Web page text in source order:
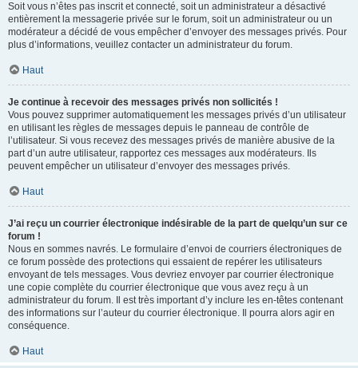
Soit vous n’êtes pas inscrit et connecté, soit un administrateur a désactivé
entièrement la messagerie privée sur le forum, soit un administrateur ou un
modérateur a décidé de vous empêcher d’envoyer des messages privés. Pour
plus d’informations, veuillez contacter un administrateur du forum.
Haut
Je continue à recevoir des messages privés non sollicités !
Vous pouvez supprimer automatiquement les messages privés d’un utilisateur
en utilisant les règles de messages depuis le panneau de contrôle de
l’utilisateur. Si vous recevez des messages privés de manière abusive de la
part d’un autre utilisateur, rapportez ces messages aux modérateurs. Ils
peuvent empêcher un utilisateur d’envoyer des messages privés.
Haut
J’ai reçu un courrier électronique indésirable de la part de quelqu’un sur ce
forum !
Nous en sommes navrés. Le formulaire d’envoi de courriers électroniques de
ce forum possède des protections qui essaient de repérer les utilisateurs
envoyant de tels messages. Vous devriez envoyer par courrier électronique
une copie complète du courrier électronique que vous avez reçu à un
administrateur du forum. Il est très important d’y inclure les en-têtes contenant
des informations sur l’auteur du courrier électronique. Il pourra alors agir en
conséquence.
Haut